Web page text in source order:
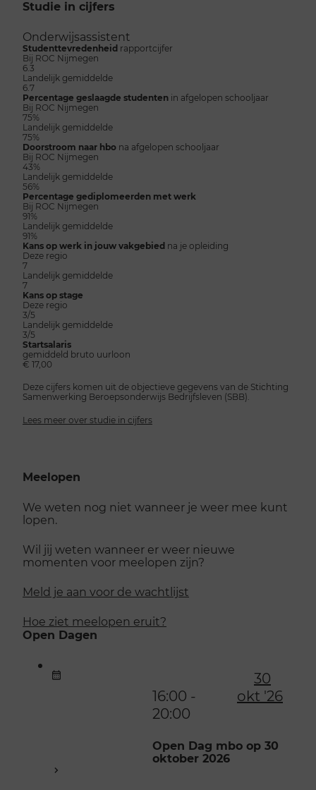
Studie in cijfers
Onderwijsassistent
Studenttevredenheid rapportcijfer
Bij ROC Nijmegen
6.3
Landelijk gemiddelde
6.7
Percentage geslaagde studenten in afgelopen schooljaar
Bij ROC Nijmegen
75%
Landelijk gemiddelde
75%
Doorstroom naar hbo na afgelopen schooljaar
Bij ROC Nijmegen
43%
Landelijk gemiddelde
56%
Percentage gediplomeerden met werk
Bij ROC Nijmegen
91%
Landelijk gemiddelde
91%
Kans op werk in jouw vakgebied na je opleiding
Deze regio
7
Landelijk gemiddelde
7
Kans op stage
Deze regio
3/5
Landelijk gemiddelde
3/5
Startsalaris
gemiddeld bruto uurloon
€ 17,00
Deze cijfers komen uit de objectieve gegevens van de Stichting
Samenwerking Beroepsonderwijs Bedrijfsleven (SBB).
Lees meer over studie in cijfers
Meelopen
We weten nog niet wanneer je weer mee kunt
lopen.
Wil jij weten wanneer er weer nieuwe
momenten voor meelopen zijn?
Meld je aan voor de wachtlijst
Hoe ziet meelopen eruit?
Open Dagen
30
okt '26
16:00 -
20:00
Open Dag mbo op 30
oktober 2026